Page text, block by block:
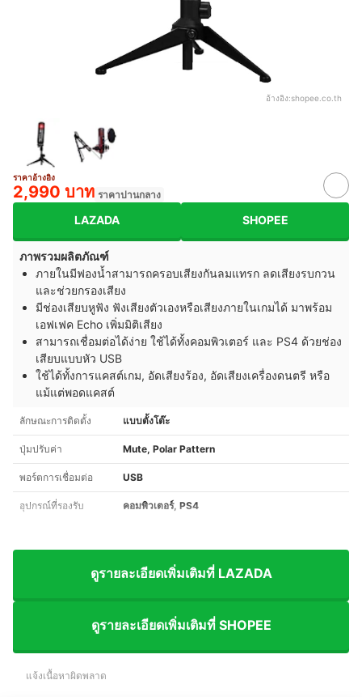
อ้างอิง:shopee.co.th
ราคาอ้างอิง
2,990 บาท ราคาปานกลาง
LAZADA SHOPEE
ภาพรวมผลิตภัณฑ์
ภายในมีฟองน้ำสามารถครอบเสียงกันลมแทรก ลดเสียงรบกวน
และช่วยกรองเสียง
มีช่องเสียบหูฟัง ฟังเสียงตัวเองหรือเสียงภายในเกมได้ มาพร้อม
เอฟเฟค Echo เพิ่มมิติเสียง
สามารถเชื่อมต่อได้ง่าย ใช้ได้ทั้งคอมพิวเตอร์ และ PS4 ด้วยช่อง
เสียบแบบหัว USB
ใช้ได้ทั้งการแคสต์เกม, อัดเสียงร้อง, อัดเสียงเครื่องดนตรี หรือ
แม้แต่พอดแคสต์
ลักษณะการติดตั้ง แบบตั้งโต๊ะ
ปุ่มปรับค่า Mute, Polar Pattern
พอร์ตการเชื่อมต่อ USB
อุปกรณ์ที่รองรับ คอมพิวเตอร์, PS4
ดูรายละเอียดเพิ่มเติมที่ LAZADA
ดูรายละเอียดเพิ่มเติมที่ SHOPEE
แจ้งเนื้อหาผิดพลาด